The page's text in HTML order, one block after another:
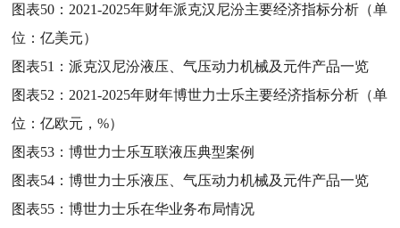
图表50： 2021-2025年财年派克汉尼汾主要经济指标分析（单
位：亿美元）
图表51：派克汉尼汾液压、气压动力机械及元件产品一览
图表52： 2021-2025年财年博世力士乐主要经济指标分析（单
位：亿欧元，%）
图表53：博世力士乐互联液压典型案例
图表54：博世力士乐液压、气压动力机械及元件产品一览
图表55：博世力士乐在华业务布局情况